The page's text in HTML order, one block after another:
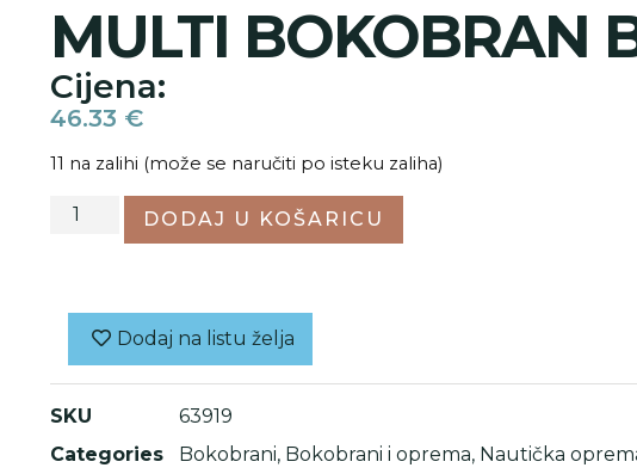
MULTI BOKOBRAN
Cijena:
46.33 €
11 na zalihi (može se naručiti po isteku zaliha)
DODAJ U KOŠARICU
Dodaj na listu želja
SKU
63919
Categories
Bokobrani, Bokobrani i oprema, Nautička